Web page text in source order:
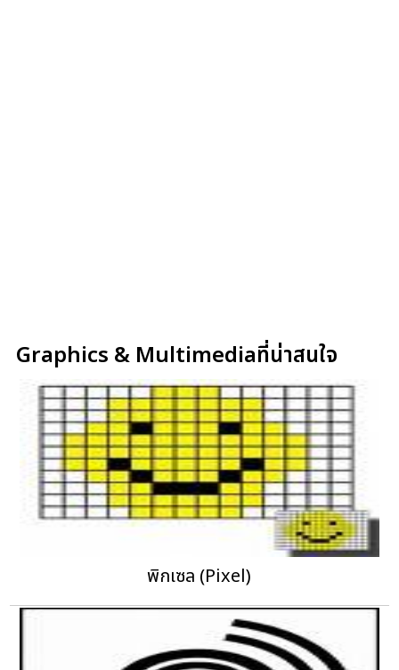
Graphics & Multimediaที่น่าสนใจ
พิกเซล (Pixel)